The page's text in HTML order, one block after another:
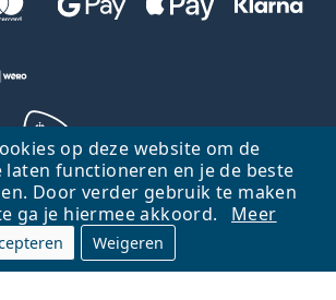
op deze website om de
functioneren en je de beste
Door verder gebruik te maken
ga je hiermee akkoord.
Meer
Weigeren
de homepagina
Ga omhoog
van en wordt beheerd door Lentiamo s.r.o.,
Hier al 18 jaar voor jou.